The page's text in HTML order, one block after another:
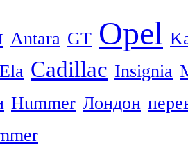
Antara GT Opel
Ela Cadillac Insignia
Hummer Лондон